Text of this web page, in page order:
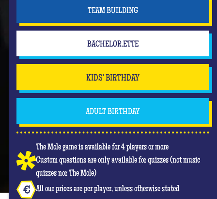
TEAM BUILDING
BACHELOR.ETTE
KIDS' BIRTHDAY
ADULT BIRTHDAY
The Mole game is available for 4 players or more
Custom questions are only available for quizzes (not music
quizzes nor The Mole)
All our prices are per player, unless otherwise stated